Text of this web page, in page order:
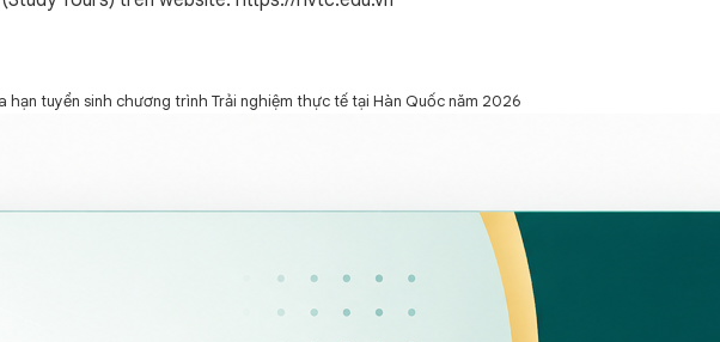
hạn tuyển sinh chương trình Trải nghiệm thực tế tại Hàn Quốc năm 2026